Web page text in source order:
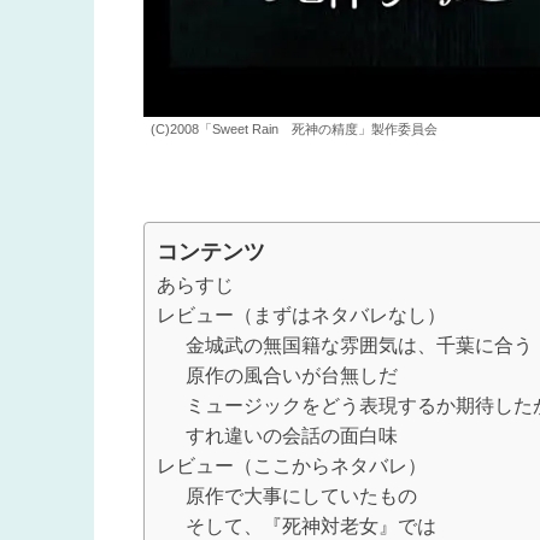
(C)2008「Sweet Rain 死神の精度」製作委員会
コンテンツ
あらすじ
レビュー（まずはネタバレなし）
金城武の無国籍な雰囲気は、千葉に合う
原作の風合いが台無しだ
ミュージックをどう表現するか期待した
すれ違いの会話の面白味
レビュー（ここからネタバレ）
原作で大事にしていたもの
そして、『死神対老女』では